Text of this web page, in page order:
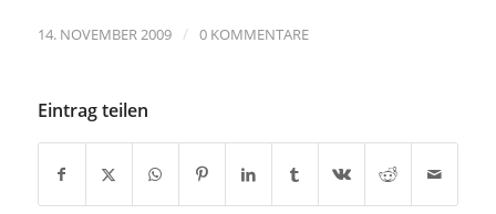
14. NOVEMBER 2009 / 0 KOMMENTARE
Eintrag teilen